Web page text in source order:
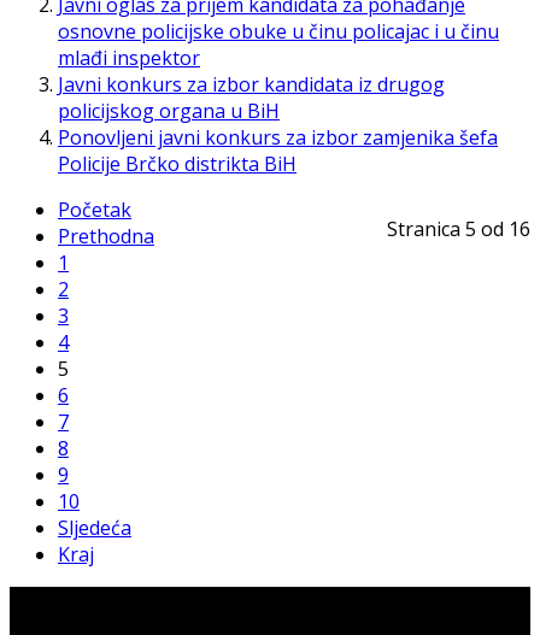
osnovne policijske obuke u činu policajac i u činu
mlađi inspektor
Javni konkurs za izbor kandidata iz drugog
policijskog organa u BiH
Ponovljeni javni konkurs za izbor zamjenika šefa
Policije Brčko distrikta BiH
Stranica 5 od 16
Početak
Prethodna
1
2
3
4
5
6
7
8
9
10
Sljedeća
Kraj